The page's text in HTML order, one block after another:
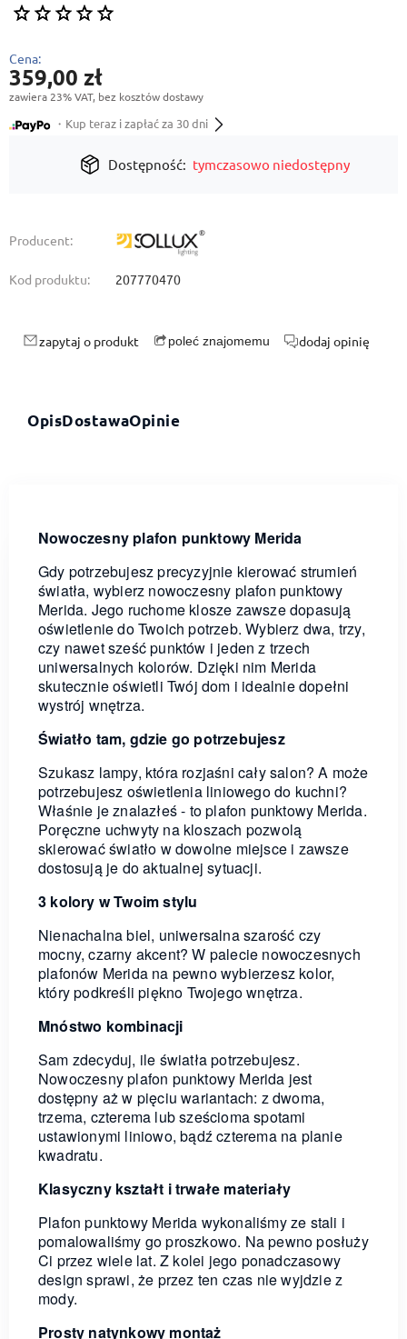
Cena:
359,00 zł
zawiera 23% VAT, bez kosztów dostawy
・Kup teraz i zapłać za 30 dni
Dostępność: tymczasowo niedostępny
Producent:
Kod produktu: 207770470
zapytaj o produkt poleć znajomemu dodaj opinię
OpisDostawaOpinie
Nowoczesny plafon punktowy Merida
Gdy potrzebujesz precyzyjnie kierować strumień
światła, wybierz nowoczesny plafon punktowy
Merida. Jego ruchome klosze zawsze dopasują
oświetlenie do Twoich potrzeb. Wybierz dwa, trzy,
czy nawet sześć punktów i jeden z trzech
uniwersalnych kolorów. Dzięki nim Merida
skutecznie oświetli Twój dom i idealnie dopełni
wystrój wnętrza.
Światło tam, gdzie go potrzebujesz
Szukasz lampy, która rozjaśni cały salon? A może
potrzebujesz oświetlenia liniowego do kuchni?
Właśnie je znalazłeś - to plafon punktowy Merida.
Poręczne uchwyty na kloszach pozwolą
skierować światło w dowolne miejsce i zawsze
dostosują je do aktualnej sytuacji.
3 kolory w Twoim stylu
Nienachalna biel, uniwersalna szarość czy
mocny, czarny akcent? W palecie nowoczesnych
plafonów Merida na pewno wybierzesz kolor,
który podkreśli piękno Twojego wnętrza.
Mnóstwo kombinacji
Sam zdecyduj, ile światła potrzebujesz.
Nowoczesny plafon punktowy Merida jest
dostępny aż w pięciu wariantach: z dwoma,
trzema, czterema lub sześcioma spotami
ustawionymi liniowo, bądź czterema na planie
kwadratu.
Klasyczny kształt i trwałe materiały
Plafon punktowy Merida wykonaliśmy ze stali i
pomalowaliśmy go proszkowo. Na pewno posłuży
Ci przez wiele lat. Z kolei jego ponadczasowy
design sprawi, że przez ten czas nie wyjdzie z
mody.
Prosty natynkowy montaż